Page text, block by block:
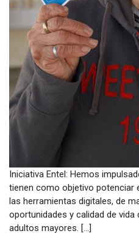
Iniciativa Entel: Hemos
tienen como objetivo potenciar
las herramientas digitales, de
oportunidades y calidad de vida
adultos mayores. […]